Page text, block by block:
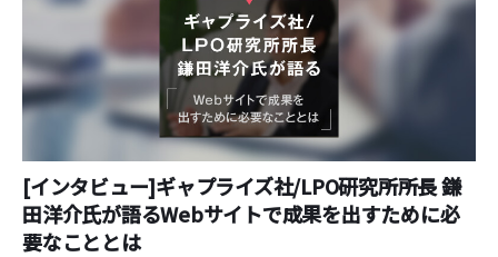
[インタビュー]ギャプライズ社/LPO研究所所長 鎌
田洋介氏が語るWebサイトで成果を出すために必
要なこととは